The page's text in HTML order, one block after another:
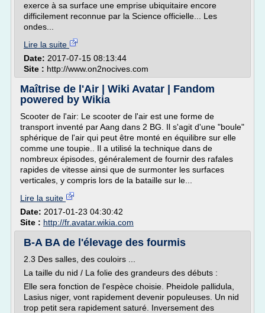
exerce à sa surface une emprise ubiquitaire encore
difficilement reconnue par la Science officielle... Les
ondes...
Lire la suite
Date: 2017-07-15 08:13:44
Site : http://www.on2nocives.com
Maîtrise de l'Air | Wiki Avatar | Fandom
powered by Wikia
Scooter de l'air: Le scooter de l'air est une forme de
transport inventé par Aang dans 2 BG. Il s'agit d'une "boule"
sphérique de l'air qui peut être monté en équilibre sur elle
comme une toupie.. Il a utilisé la technique dans de
nombreux épisodes, généralement de fournir des rafales
rapides de vitesse ainsi que de surmonter les surfaces
verticales, y compris lors de la bataille sur le...
Lire la suite
Date: 2017-01-23 04:30:42
Site : http://fr.avatar.wikia.com
B-A BA de l'élevage des fourmis
2.3 Des salles, des couloirs ...
La taille du nid / La folie des grandeurs des débuts :
Elle sera fonction de l'espèce choisie. Pheidole pallidula,
Lasius niger, vont rapidement devenir populeuses. Un nid
trop petit sera rapidement saturé. Inversement des